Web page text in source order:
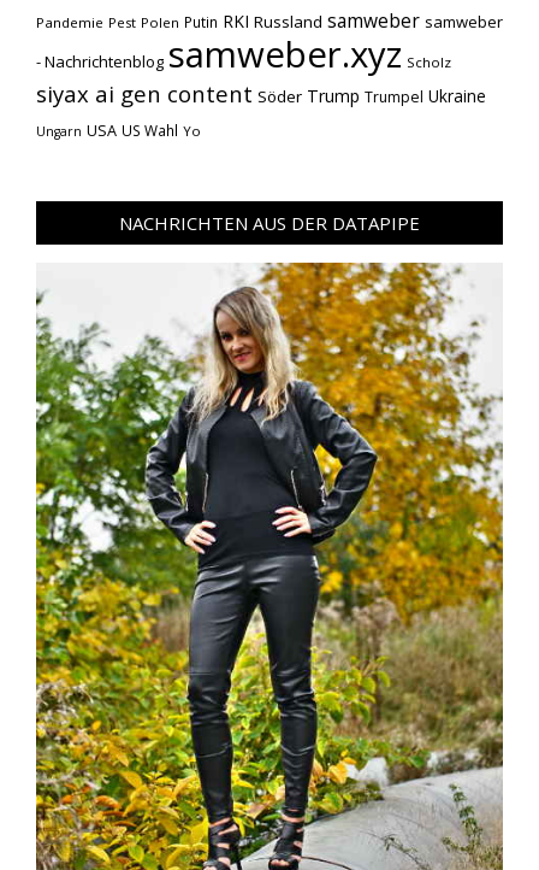
Pandemie Pest Polen Putin RKI Russland samweber samweber
- Nachrichtenblog samweber.xyz Scholz
siyax ai gen content Söder Trump Trumpel Ukraine
Ungarn USA US Wahl Yo
NACHRICHTEN AUS DER DATAPIPE